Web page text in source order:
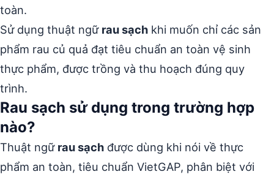
toàn.
Sử dụng thuật ngữ rau sạch khi muốn chỉ các sản
phẩm rau củ quả đạt tiêu chuẩn an toàn vệ sinh
thực phẩm, được trồng và thu hoạch đúng quy
trình.
Rau sạch sử dụng trong trường hợp
nào?
Thuật ngữ rau sạch được dùng khi nói về thực
phẩm an toàn, tiêu chuẩn VietGAP, phân biệt với